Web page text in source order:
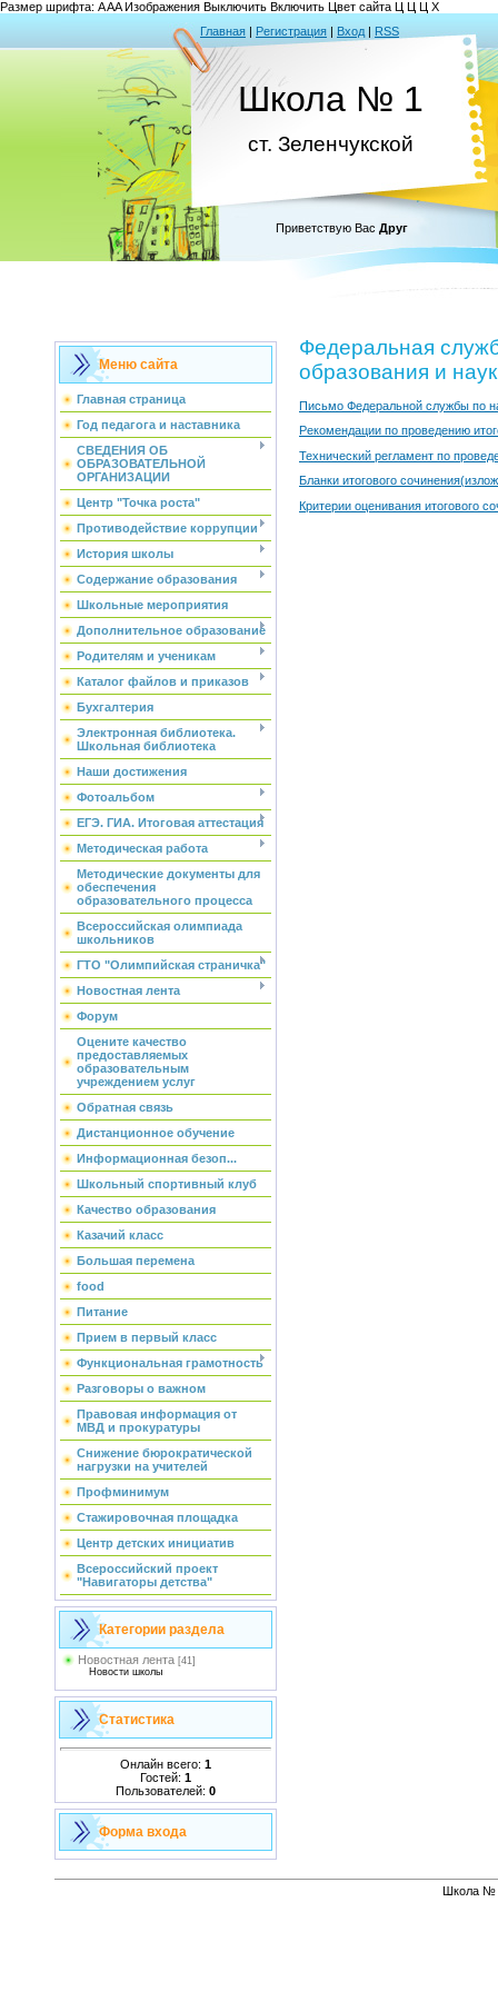
Размер шрифта: AAAИзображения Выключить Включить Цвет сайта Ц Ц Ц Х
Главная | Регистрация | Вход | RSS
Школа № 1
ст. Зеленчукской
Приветствую Вас Друг
Меню сайта
Главная страница
Год педагога и наставника
СВЕДЕНИЯ ОБ
ОБРАЗОВАТЕЛЬНОЙ
ОРГАНИЗАЦИИ
Центр "Точка роста"
Противодействие коррупции
История школы
Содержание образования
Школьные мероприятия
Дополнительное образование
Родителям и ученикам
Каталог файлов и приказов
Бухгалтерия
Электронная библиотека.
Школьная библиотека
Наши достижения
Фотоальбом
ЕГЭ. ГИА. Итоговая аттестация
Методическая работа
Методические документы для
обеспечения
образовательного процесса
Всероссийская олимпиада
школьников
ГТО "Олимпийская страничка"
Новостная лента
Форум
Оцените качество
предоставляемых
образовательным
учреждением услуг
Обратная связь
Дистанционное обучение
Информационная безоп...
Школьный спортивный клуб
Качество образования
Казачий класс
Большая перемена
food
Питание
Прием в первый класс
Функциональная грамотность
Разговоры о важном
Правовая информация от
МВД и прокуратуры
Снижение бюрократической
нагрузки на учителей
Профминимум
Стажировочная площадка
Центр детских инициатив
Всероссийский проект
"Навигаторы детства"
Категории раздела
Новостная лента [41]
Новости школы
Статистика
Онлайн всего: 1
Гостей: 1
Пользователей: 0
Форма входа
Федеральная
образования и
Письмо Федеральной службы по
Рекомендации по проведению
Технический регламент по
Бланки итогового
Критерии оценивания итогового
Школа №